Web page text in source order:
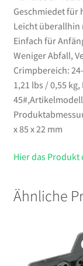
Geschmiedet für
Leicht überallhin
Einfach für
Weniger Abfall,
Crimpbereich:
1,21 lbs / 0,55
x 85 x 22 mm
Hier das Produkt
Ähnliche